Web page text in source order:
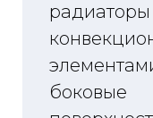
радиаторы
боковые